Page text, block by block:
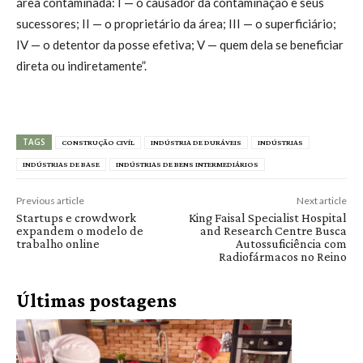
sucessores; II — o proprietário da área; III — o superficiário;
IV — o detentor da posse efetiva; V — quem dela se beneficiar
direta ou indiretamente”.
TAGS CONSTRUÇÃO CIVÍL INDÚSTRIA DE DURÁVEIS INDÚSTRIAS
INDÚSTRIAS DE BASE INDÚSTRIAS DE BENS INTERMEDIÁRIOS
Previous article
Startups e crowdwork
expandem o modelo de
trabalho online
Next article
King Faisal Specialist Hospital
and Research Centre Busca
Autossuficiência com
Radiofármacos no Reino
Últimas postagens